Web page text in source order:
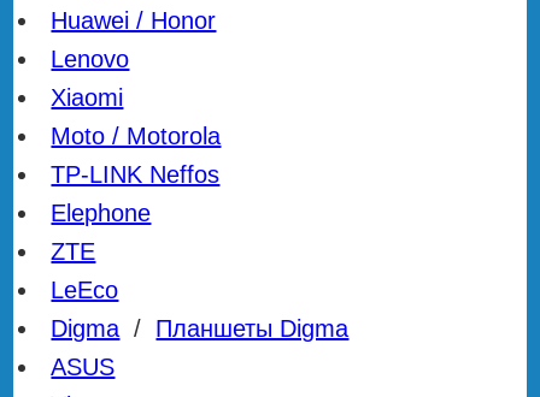
Huawei / Honor
Lenovo
Xiaomi
Moto / Motorola
TP-LINK Neffos
Elephone
ZTE
LeEco
Digma / Планшеты Digma
ASUS